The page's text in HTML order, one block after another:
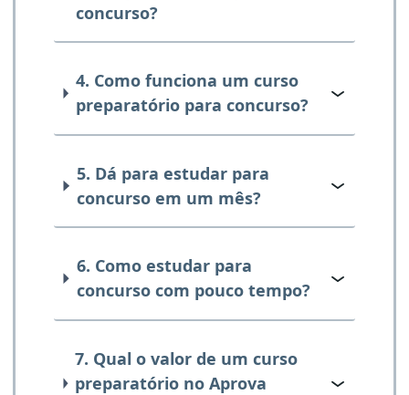
concurso?
4. Como funciona um curso
preparatório para concurso?
5. Dá para estudar para
concurso em um mês?
6. Como estudar para
concurso com pouco tempo?
7. Qual o valor de um curso
preparatório no Aprova